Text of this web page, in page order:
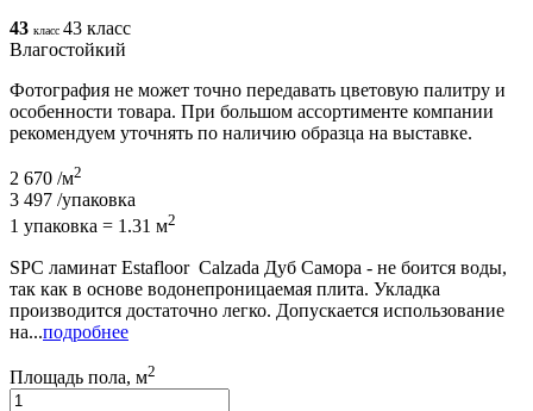
43 класс 43 класс
Влагостойкий
Фотография не может точно передавать цветовую палитру и
особенности товара. При большом ассортименте компании
рекомендуем уточнять по наличию образца на выставке.
2 670 /м2
3 497 /упаковка
1 упаковка = 1.31 м2
SPC ламинат Estafloor Calzada Дуб Самора - не боится воды,
так как в основе водонепроницаемая плита. Укладка
производится достаточно легко. Допускается использование
на...подробнее
Площадь пола, м2